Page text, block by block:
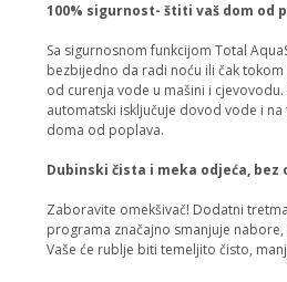
100% sigurnost- štiti vaš dom od
Sa sigurnosnom funkcijom Total
bezbijedno da radi noću ili čak
od curenja vode u mašini i
automatski isključuje dovod vode i na
doma od poplava.
Dubinski čista i meka odjeća, bez
Zaboravite omekšivač! Dodatni
programa značajno smanjuje
Vaše će rublje biti temeljito čisto,